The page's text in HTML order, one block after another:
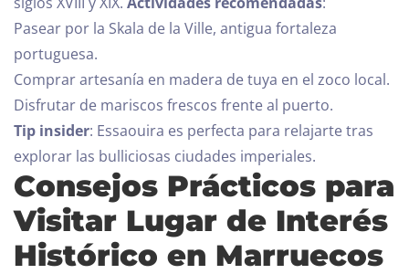
Pasear por la Skala de la Ville, antigua fortaleza
portuguesa.
Comprar artesanía en madera de tuya en el zoco local.
Disfrutar de mariscos frescos frente al puerto.
Tip insider: Essaouira es perfecta para relajarte tras
explorar las bulliciosas ciudades imperiales.
Consejos Prácticos para
Visitar Lugar de Interés
Histórico en Marruecos
BUSCAR